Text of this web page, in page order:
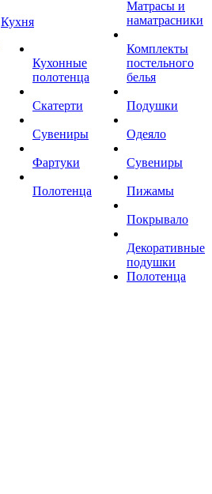
Кухня
Кухонные
полотенца
Скатерти
Сувениры
Фартуки
Полотенца
Матрасы и
наматрасники
Комплекты
постельного
белья
Подушки
Одеяло
Сувениры
Пижамы
Покрывало
Декоративные
подушки
Полотенца